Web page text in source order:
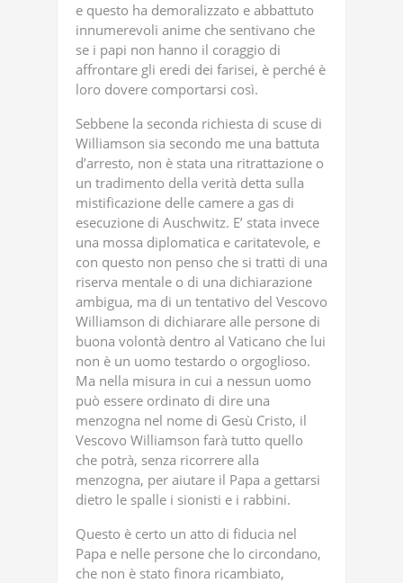
e questo ha demoralizzato e abbattuto
innumerevoli anime che sentivano che
se i papi non hanno il coraggio di
affrontare gli eredi dei farisei, è perché è
loro dovere comportarsi così.
Sebbene la seconda richiesta di scuse di
Williamson sia secondo me una battuta
d’arresto, non è stata una ritrattazione o
un tradimento della verità detta sulla
mistificazione delle camere a gas di
esecuzione di Auschwitz. E’ stata invece
una mossa diplomatica e caritatevole, e
con questo non penso che si tratti di una
riserva mentale o di una dichiarazione
ambigua, ma di un tentativo del Vescovo
Williamson di dichiarare alle persone di
buona volontà dentro al Vaticano che lui
non è un uomo testardo o orgoglioso.
Ma nella misura in cui a nessun uomo
può essere ordinato di dire una
menzogna nel nome di Gesù Cristo, il
Vescovo Williamson farà tutto quello
che potrà, senza ricorrere alla
menzogna, per aiutare il Papa a gettarsi
dietro le spalle i sionisti e i rabbini.
Questo è certo un atto di fiducia nel
Papa e nelle persone che lo circondano,
che non è stato finora ricambiato,